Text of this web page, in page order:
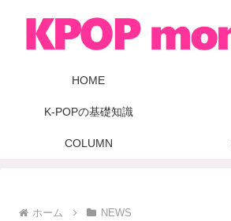
HOME
K-POPの基礎知識
COLUMN
ホーム NEWS